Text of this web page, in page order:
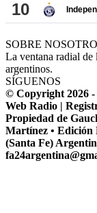
SOBRE
La ventana radial de
argentinos.
SÍGUENOS
© Copyright 2026 -
Web Radio |
Propiedad de
Martínez • Edición
(Santa Fe)